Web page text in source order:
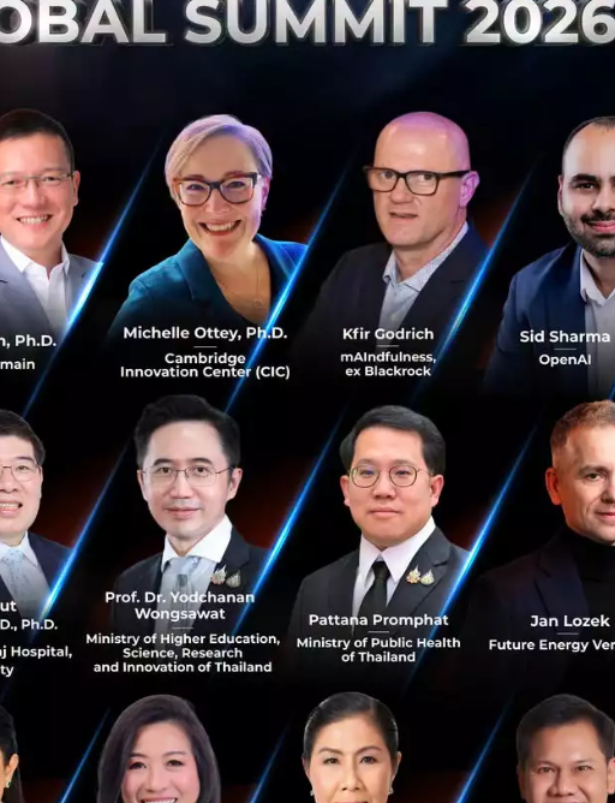
ทคโนโลยีไม่ได้มาเพื่อฆ่า แต่มาเพื่อปลดล็อก
ประวัติศาสตร์มาปลดล็อกความกลัวของคนยุคนี้ โดยย้อนกลับไปในปี
ว) กับการมาของเครื่องคิดเลข
แต่ความจริงคือ เครื่องคิดเลขเข้ามาจัดการงานคำนวณที่ซ้ำซาก
ไปคิดค้นทฤษฎีใหม่ๆ ที่เปลี่ยนโลก
นเข้ามา Offload งานรูทีนออกจากสมองเรา คนที่ใช้ AI เป็น จะ
บคน 10 คนได้ในพริบตา
งคมที่ต้องควบคุมด้วยวุฒิภาวะ
ดคือบทบาทของ AI ในระบบการศึกษา คุณทอย DataRockie ยก
นหน้าผลักดัน EdTech เต็มสูบ แต่สุดท้ายต้องปรับเข็มทิศกลับมาใช้วิธี
ขียนกระดาษและอ่านหนังสือเล่ม
นเสี้ยววินาที แต่นั่นอาจทำให้เด็กสูญเสียกระบวนการคิดวิเคราะห์
งออกแบบและสอนให้ AI ทำหน้าที่เป็นคุณครูผู้ตั้งคำถาม" เพื่อกระตุ้น
กกว่าการเป็นแค่ผู้ให้คำตอบสำเร็จรูป